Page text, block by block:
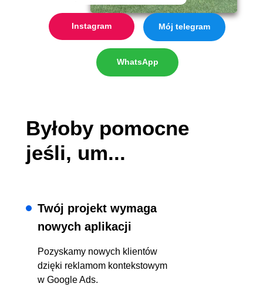
Instagram
WhatsApp
Mój telegram
Byłoby pomocne
jeśli, um...
Twój projekt wymaga
nowych aplikacji
Pozyskamy nowych klientów
dzięki reklamom kontekstowym
w Google Ads.